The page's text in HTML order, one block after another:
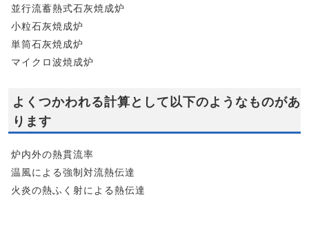
並行流蓄熱式石灰焼成炉
小粒石灰焼成炉
単筒石灰焼成炉
マイクロ波焼成炉
よくつかわれる計算として以下のようなものがあ
ります
炉内外の熱貫流率
温風による強制対流熱伝達
火炎の熱ふく射による熱伝達